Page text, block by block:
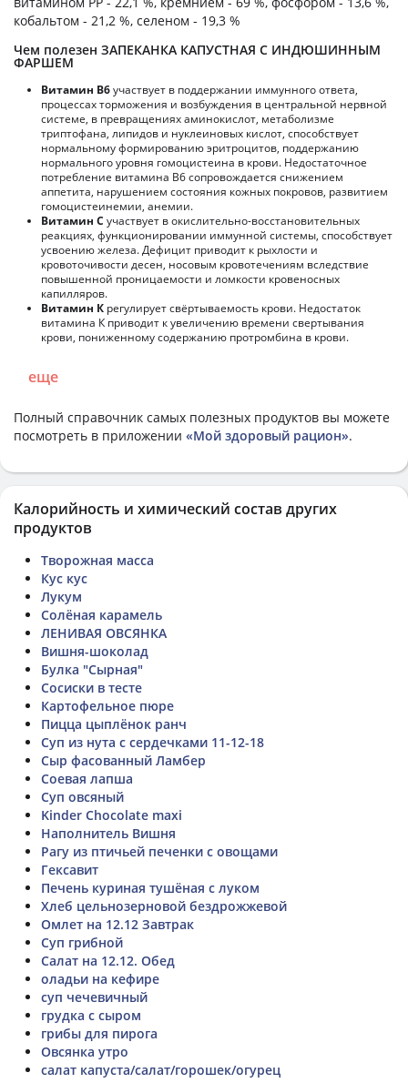
кобальтом - 21,2 %, селеном - 19,3 %
Чем полезен ЗАПЕКАНКА КАПУСТНАЯ С ИНДЮШИННЫМ
ФАРШЕМ
Витамин В6участвует в поддержании иммунного ответа,
процессах торможения и возбуждения в центральной нервной
системе, в превращениях аминокислот, метаболизме
триптофана, липидов и нуклеиновых кислот, способствует
нормальному формированию эритроцитов, поддержанию
нормального уровня гомоцистеина в крови. Недостаточное
потребление витамина В6 сопровождается снижением
аппетита, нарушением состояния кожных покровов, развитием
гомоцистеинемии, анемии.
Витамин С участвует в окислительно-восстановительных
реакциях, функционировании иммунной системы, способствует
усвоению железа. Дефицит приводит к рыхлости и
кровоточивости десен, носовым кровотечениям вследствие
повышенной проницаемости и ломкости кровеносных
капилляров.
Витамин К регулирует свёртываемость крови. Недостаток
витамина К приводит к увеличению времени свертывания
крови, пониженному содержанию протромбина в крови.
еще
Полный справочник самых полезных продуктов вы можете
посмотреть в приложении «Мой здоровый рацион».
Калорийность и химический состав других
продуктов
Творожная масса
Кус кус
Лукум
Солёная карамель
ЛЕНИВАЯ ОВСЯНКА
Вишня-шоколад
Булка "Сырная"
Сосиски в тесте
Картофельное пюре
Пицца цыплёнок ранч
Суп из нута с сердечками 11-12-18
Сыр фасованный Ламбер
Соевая лапша
Суп овсяный
Kinder Chocolate maxi
Наполнитель Вишня
Рагу из птичьей печенки с овощами
Гексавит
Печень куриная тушёная с луком
Хлеб цельнозерновой бездрожжевой
Омлет на 12.12 Завтрак
Суп грибной
Салат на 12.12. Обед
оладьи на кефире
суп чечевичный
грудка с сыром
грибы для пирога
Овсянка утро
салат капуста/салат/горошек/огурец